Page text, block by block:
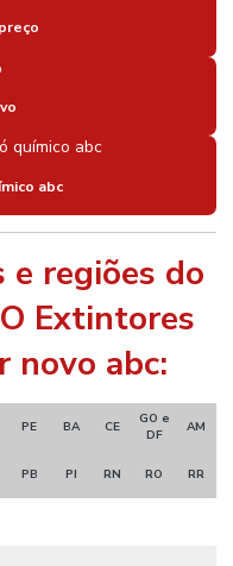
abc
e regiões do
Extintores
novo abc:
PE BA CE
GO e
DF
AM
PB PI RN RO RR